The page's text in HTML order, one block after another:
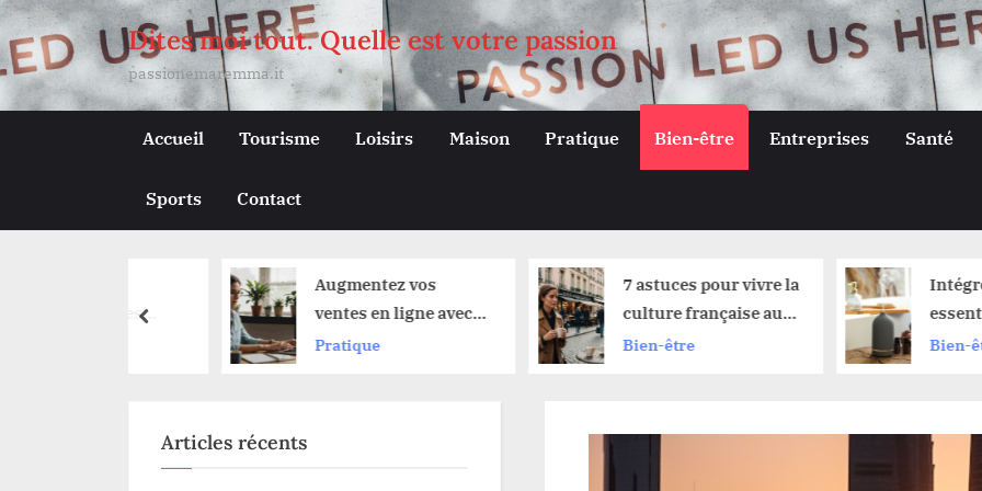
Skip
to
content
Dites moi tout. Quelle est votre passion
passionemaremma.it
Accueil Tourisme Loisirs Maison Pratique Bien-être Entreprises Santé
Sports Contact
Augmentez vos
ventes en ligne avec
des stratégies
numériques efficaces
Pratique
7 astuces pour vivre la
culture française au
quotidien
Bien-être
Intégrez les
essentielles
dynamiser et
sublimer vos
Bien-être
prev
Articles récents